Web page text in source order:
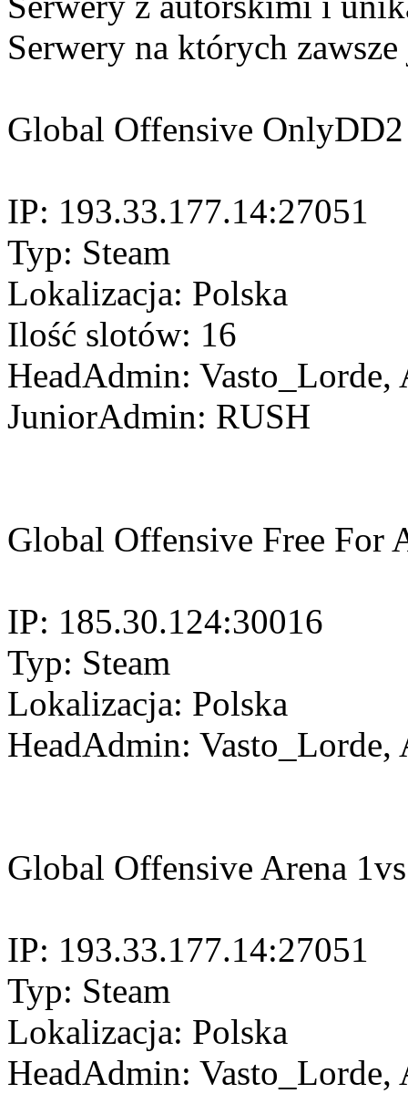
Serwery na których
Global Offensive OnlyDD2
IP: 193.33.177.14:27051
Typ: Steam
Lokalizacja: Polska
Ilość slotów: 16
HeadAdmin:
JuniorAdmin: RUSH
Global Offensive Free For
IP: 185.30.124:30016
Typ: Steam
Lokalizacja: Polska
HeadAdmin:
Global Offensive Arena
IP: 193.33.177.14:27051
Typ: Steam
Lokalizacja: Polska
HeadAdmin: